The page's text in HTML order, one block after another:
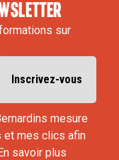
sur
mesure
et mes clics afin
savoir plus